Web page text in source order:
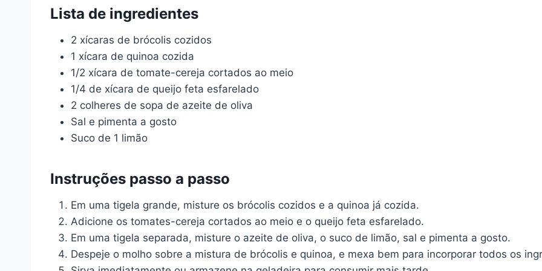
Lista de ingredientes
2 xícaras de brócolis cozidos
1 xícara de quinoa cozida
1/2 xícara de tomate-cereja cortados ao meio
1/4 de xícara de queijo feta esfarelado
2 colheres de sopa de azeite de oliva
Sal e pimenta a gosto
Suco de 1 limão
Instruções passo a passo
Em uma tigela grande, misture os brócolis cozidos e a quinoa já cozida.
Adicione os tomates-cereja cortados ao meio e o queijo feta esfarelado.
Em uma tigela separada, misture o azeite de oliva, o suco de limão, sal e pimenta a gosto.
Despeje o molho sobre a mistura de brócolis e quinoa, e mexa bem para incorporar todos os